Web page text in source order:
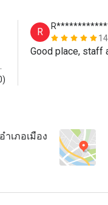
R
Good place, staff
เภอเมือง